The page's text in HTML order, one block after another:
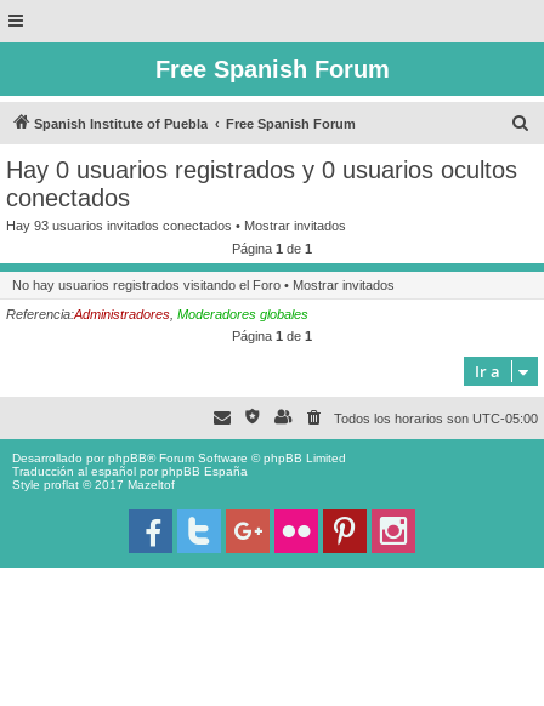
Free Spanish Forum
Spanish Institute of Puebla Free Spanish Forum
r
Hay 0 usuarios registrados y 0 usuarios ocultos
conectados
Hay 93 usuarios invitados conectados • Mostrar invitados
Página 1 de 1
No hay usuarios registrados visitando el Foro • Mostrar invitados
Referencia:Administradores Moderadores globales
Página 1 de 1
Ir a
Todos los horarios son UTC-05:00
Desarrollado porphpBB® Forum Software © phpBB Limited
Traducción al español porphpBB España
Style proflat © 2017 Mazeltof